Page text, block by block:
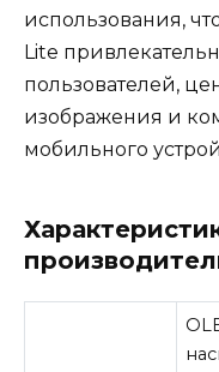
использования,
Lite
пользователей,
изображения и
мобильного